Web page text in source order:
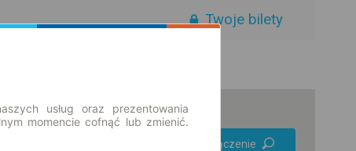
Twoje bilety
Znajdź połączenie
usług oraz prezentowania
momencie cofnąć lub zmienić.